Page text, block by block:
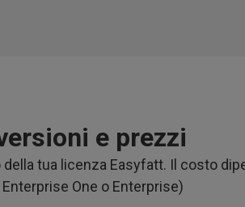
e prezzi
tua licenza Easyfatt. Il costo
One o Enterprise)